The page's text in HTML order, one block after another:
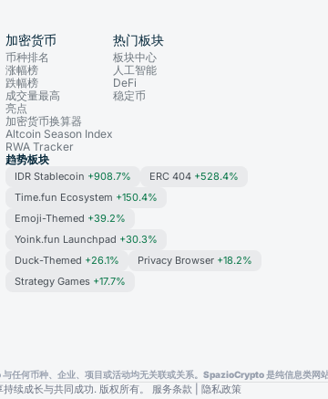
加密货币
币种排名
涨幅榜
跌幅榜
成交量最高
亮点
加密货币换算器
Altcoin Season Index
RWA Tracker
热门板块
板块中心
人工智能
DeFi
稳定币
趋势板块
IDR Stablecoin +908.7% ERC 404 +528.4%
Time.fun Ecosystem +150.4%
Emoji-Themed +39.2%
Yoink.fun Launchpad +30.3%
Duck-Themed +26.1% Privacy Browser +18.2%
Strategy Games +17.7%
何币种、企业、项目或活动均无关联或关系。SpazioCrypto 是纯信息类网
续成长与共同成功. 版权所有。 服务条款 隐私政策